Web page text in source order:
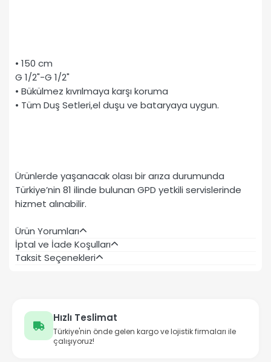
• 150 cm
G 1/2"-G 1/2"
• Bükülmez kıvrılmaya karşı koruma
• Tüm Duş Setleri,el duşu ve bataryaya uygun.
Ürünlerde yaşanacak olası bir arıza durumunda
Türkiye’nin 81 ilinde bulunan GPD yetkili servislerinde
hizmet alınabilir.
Ürün Yorumları
İptal ve İade Koşulları
Taksit Seçenekleri
Hızlı Teslimat
Türkiye'nin önde gelen kargo ve lojistik firmaları ile
çalışıyoruz!